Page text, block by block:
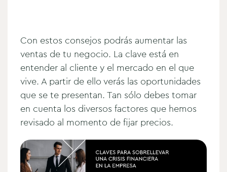
Con estos consejos podrás aumentar las
ventas de tu negocio. La clave está en
entender al cliente y el mercado en el que
vive. A partir de ello verás las oportunidades
que se te presentan. Tan sólo debes tomar
en cuenta los diversos factores que hemos
revisado al momento de fijar precios.